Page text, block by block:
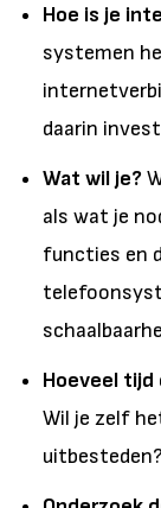
Hoe is je
systemen
daarin
Wat wil je?
als wat je
functies en
Hoeveel tijd
Wil je zelf
uitbesteden?